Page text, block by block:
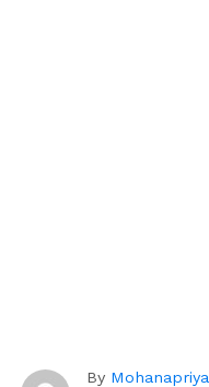
By Mohanapriya